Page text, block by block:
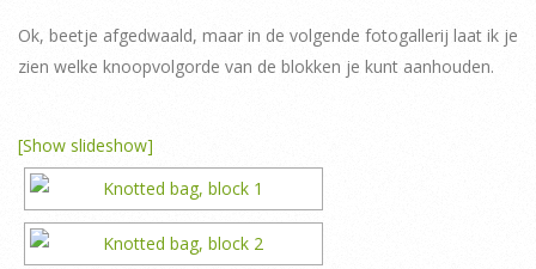
Ok, beetje afgedwaald, maar in de volgende fotogallerij laat ik je
zien welke knoopvolgorde van de blokken je kunt aanhouden.
[Show slideshow]